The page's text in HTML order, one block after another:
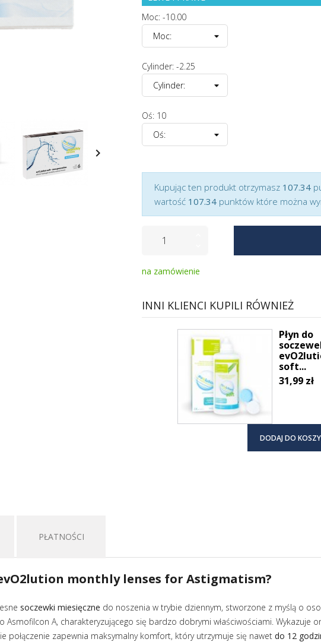
keyboard_arrow_right
Moc: -10.00
Cylinder: -2.25
Oś: 10
Kupując ten produkt otrzymasz 107.34
wartość 107.34 punktów które można
na zamówienie
INNI KLIENCI KUPILI RÓWNIEŻ
Płyn do
soft...
31,99 zł
DODAJ DO
PŁATNOŚCI
monthly lenses for Astigmatism?
soczewki miesięczne do noszenia w trybie dziennym, stworzone z myślą o
A, charakteryzującego się bardzo dobrymi właściwościami. Wykazuje
połączenie zapewnia maksymalny komfort, który utrzymuje się nawet do 12